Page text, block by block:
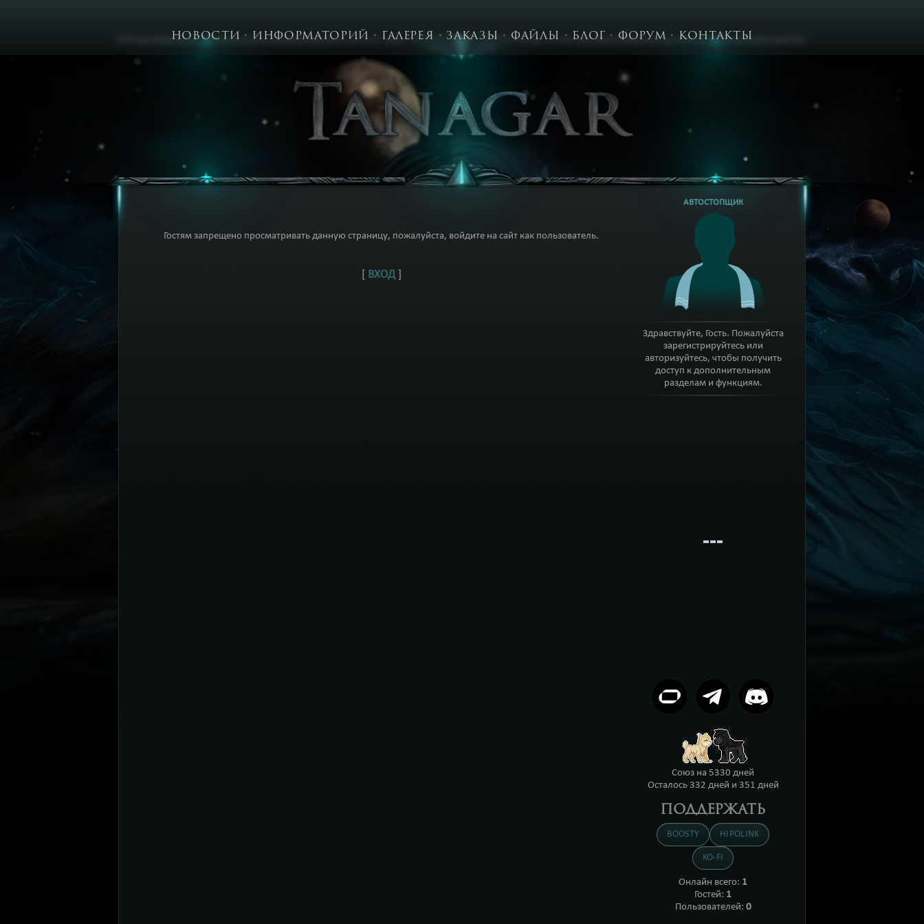
НОВОСТИ ИНФОРМАТОРИЙ ГАЛЕРЕЯ ЗАКАЗЫ ФАЙЛЫ БЛОГ ФОРУМ КОНТАКТЫ
Гостям запрещено просматривать данную страницу, пожалуйста, войдите на сайт как пользователь.
ВХОД]
АВТОСТОПЩИК
Здравствуйте, Гость. Пожалуйста
зарегистрируйтесь или
авторизуйтесь, чтобы получить
доступ к дополнительным
разделам и функциям.
Союз на 5330 дней
Осталось 332 дней и 351 дней
ПОДДЕРЖАТЬ
BOOSTY HIPOLINK
KO-FI
Онлайн всего: 1
Гостей: 1
Пользователей: 0